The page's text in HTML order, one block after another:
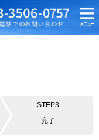
STEP3
完了